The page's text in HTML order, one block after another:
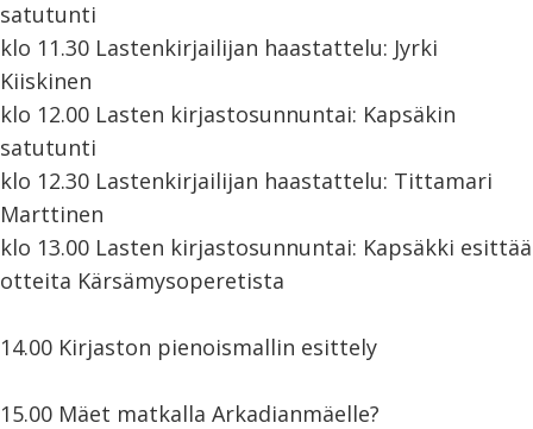
satutunti
klo 11.30 Lastenkirjailijan haastattelu: Jyrki
Kiiskinen
klo 12.00 Lasten kirjastosunnuntai: Kapsäkin
satutunti
klo 12.30 Lastenkirjailijan haastattelu: Tittamari
Marttinen
klo 13.00 Lasten kirjastosunnuntai: Kapsäkki esittää
otteita Kärsämysoperetista
14.00 Kirjaston pienoismallin esittely
15.00 Mäet matkalla Arkadianmäelle?